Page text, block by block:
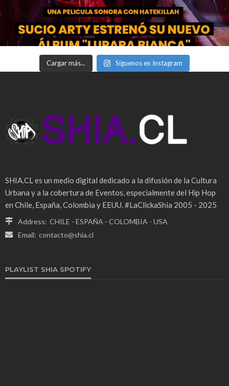
Cargar más... Síguenos en Instagram
SHIA.CL es un medio digital dedicado a la difusión de la Cultura
Urbana y a la cobertura de Eventos, especialmente del Hip Hop
en Chile, España, Colombia y EEUU. #LaClickaShia 2005 - 2025
Address: CHILE - ESPAÑA - COLOMBIA - USA
Email: contacto@shia.cl
PLAYLIST SHIA SPOTIFY